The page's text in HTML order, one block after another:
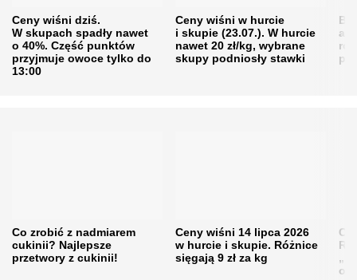
Ceny wiśni dziś.
W skupach spadły nawet
o 40%. Część punktów
przyjmuje owoce tylko do
13:00
Ceny wiśni w hurcie
i skupie (23.07.). W hurcie
nawet 20 zł/kg, wybrane
skupy podniosły stawki
Co zrobić z nadmiarem
cukinii? Najlepsze
przetwory z cukinii!
Ceny wiśni 14 lipca 2026
w hurcie i skupie. Różnice
sięgają 9 zł za kg